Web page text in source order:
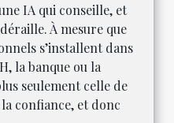
IA qui conseille, et
À mesure que
s’installent dans
la banque ou la
seulement celle de
confiance, et donc